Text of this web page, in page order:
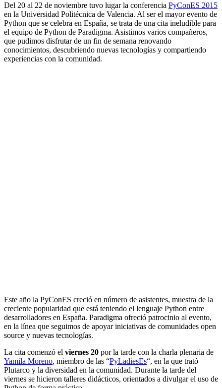
Del 20 al 22 de noviembre tuvo lugar la conferencia PyConES 2015
en la Universidad Politécnica de Valencia. Al ser el mayor evento de
Python que se celebra en España, se trata de una cita ineludible para
el equipo de Python de Paradigma. Asistimos varios compañeros,
que pudimos disfrutar de un fin de semana renovando
conocimientos, descubriendo nuevas tecnologías y compartiendo
experiencias con la comunidad.
Este año la PyConES creció en número de asistentes, muestra de la
creciente popularidad que está teniendo el lenguaje Python entre
desarrolladores en España. Paradigma ofreció patrocinio al evento,
en la línea que seguimos de apoyar iniciativas de comunidades open
source y nuevas tecnologías.
La cita comenzó el viernes 20 por la tarde con la charla plenaria de
Yamila Moreno, miembro de las “PyLadiesEs“, en la que trató
Plutarco y la diversidad en la comunidad. Durante la tarde del
viernes se hicieron talleres didácticos, orientados a divulgar el uso de